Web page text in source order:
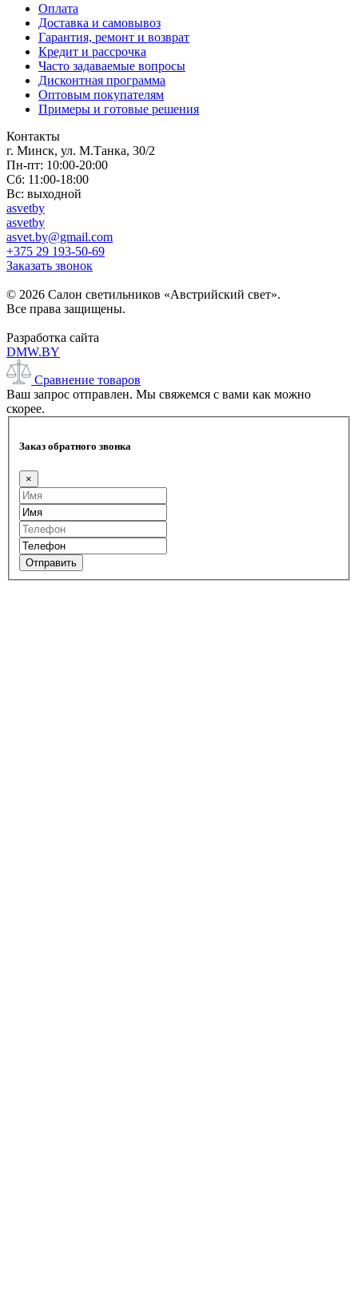
Оплата
Доставка и самовывоз
Гарантия, ремонт и возврат
Кредит и рассрочка
Часто задаваемые вопросы
Дисконтная программа
Оптовым покупателям
Примеры и готовые решения
Контакты
г. Минск, ул. М.Танка, 30/2
Пн-пт: 10:00-20:00
Сб: 11:00-18:00
Вс: выходной
asvetby
asvetby
asvet.by@gmail.com
+375 29 193-50-69
Заказать звонок
© 2026 Салон светильников «Австрийский свет».
Все права защищены.
Разработка сайта
DMW.BY
Сравнение товаров
Ваш запрос отправлен. Мы свяжемся с вами как можно
скорее.
Заказ обратного звонка
×
Отправить